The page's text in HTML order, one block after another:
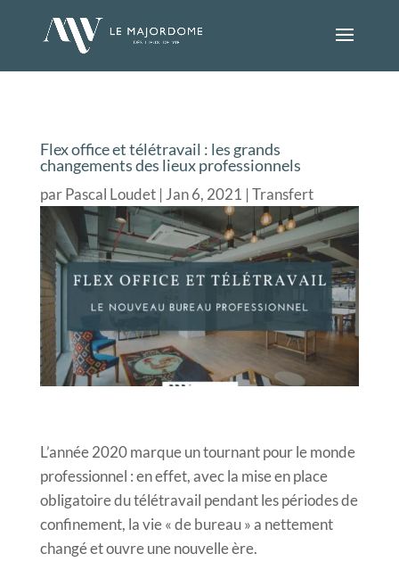
Flex office et télétravail : les grands
changements des lieux professionnels
parPascal Loudet Jan 6, 2021 Transfert
L’année 2020 marque un tournant pour le monde
professionnel : en effet, avec la mise en place
obligatoire du télétravail pendant les périodes de
confinement, la vie « de bureau » a nettement
changé et ouvre une nouvelle ère.